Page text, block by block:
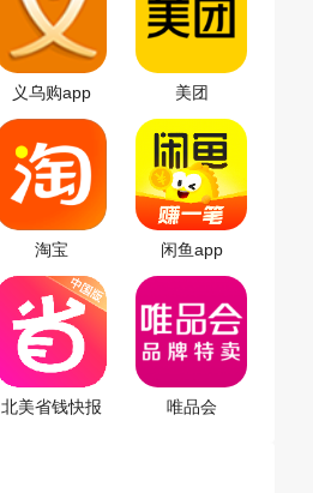
义乌购app 美团
淘宝 闲鱼app
北美省钱快报
唯品会